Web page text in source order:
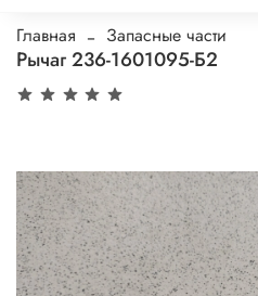
Главная Запасные части
Рычаг 236-1601095-Б2